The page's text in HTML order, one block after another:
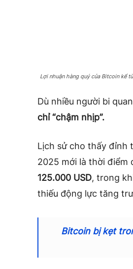
Lợi nhuận hàng quý của Bitcoin kể
Dù nhiều người bi
chỉ “chậm nhịp”.
Lịch sử cho thấy đỉnh
2025 mới là thời điểm
125.000 USD, trong
thiếu động lực tăng
Bitcoin bị kẹt